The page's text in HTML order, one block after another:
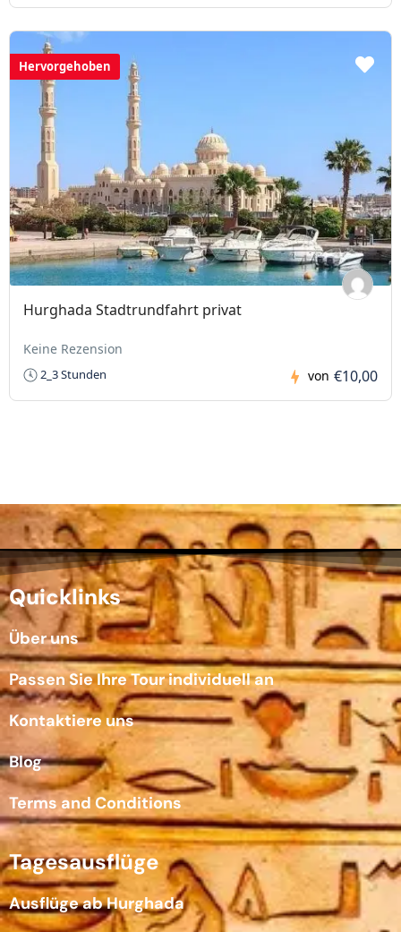
Hervorgehoben
Hurghada Stadtrundfahrt privat
Keine Rezension
2_3 Stunden von €10,00
Quicklinks
Über uns
Passen Sie Ihre Tour individuell an
Kontaktiere uns
Blog
Terms and Conditions
Tagesausflüge
Ausflüge ab Hurghada